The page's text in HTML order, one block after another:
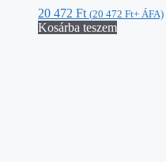
20 472 Ft (20 472 Ft+ ÁFA)
Kosárba teszem